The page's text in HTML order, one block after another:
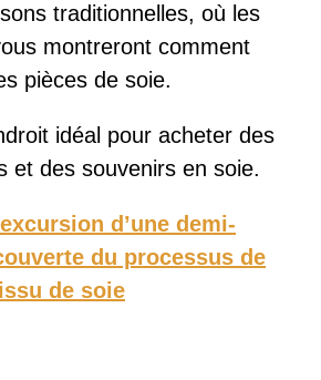
traditionnelles, où les
montreront comment
pièces de soie.
idéal pour acheter des
et des souvenirs en soie.
d’une demi-
du processus de
de soie